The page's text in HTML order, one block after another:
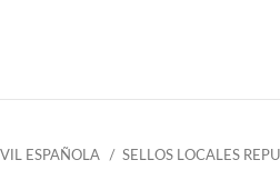
ESPAÑOLA
SELLOS LOCALES